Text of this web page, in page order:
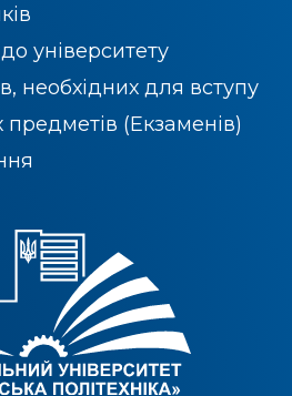
університету
необхідних для вступу
(Екзаменів)